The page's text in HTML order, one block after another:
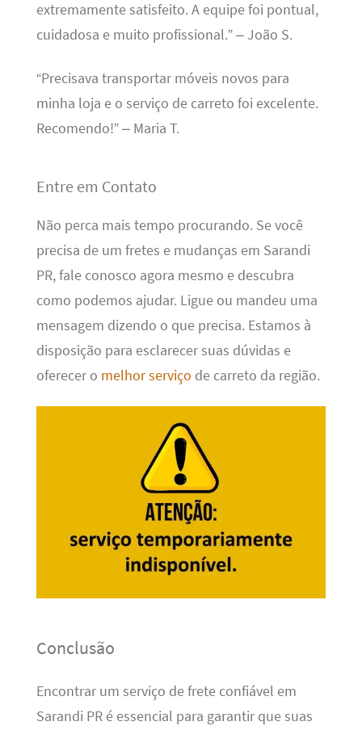
extremamente satisfeito. A equipe foi pontual,
cuidadosa e muito profissional.” – João S.
“Precisava transportar móveis novos para
minha loja e o serviço de carreto foi excelente.
Recomendo!” – Maria T.
Entre em Contato
Não perca mais tempo procurando. Se você
precisa de um fretes e mudanças em Sarandi
PR, fale conosco agora mesmo e descubra
como podemos ajudar. Ligue ou mandeu uma
mensagem dizendo o que precisa. Estamos à
disposição para esclarecer suas dúvidas e
oferecer o melhor serviço de carreto da região.
Conclusão
Encontrar um serviço de frete confiável em
Sarandi PR é essencial para garantir que suas